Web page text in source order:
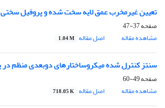
تعیین غیرمخرب عمق لایه سخت شده و پروفیل سختی
صفحه37-47
مشاهده مقاله
اصل مقاله 1.04 M
سنتز کنترل شده میکروساختارهای دوبعدی منظم در
صفحه49-60
مشاهده مقاله
اصل مقاله 718.05 K